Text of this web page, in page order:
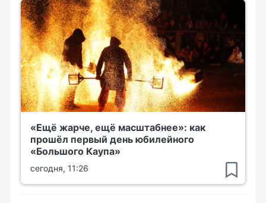
«Ещё жарче, ещё масштабнее»: как
прошёл первый день юбилейного
«Большого Каупа»
сегодня, 11:26